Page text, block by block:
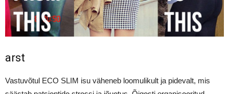
arst
Vastuvõtul ECO SLIM isu väheneb loomulikult ja pidevalt, mis